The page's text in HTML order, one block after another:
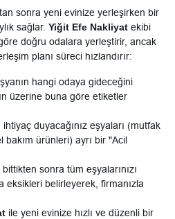
sonra yeni evinize yerleşirken bir
sağlar. Yiğit Efe Nakliyat ekibi
doğru odalara yerleştirir, ancak
planı süreci hızlandırır:
hangi odaya gideceğini
üzerine buna göre etiketler
ihtiyaç duyacağınız eşyaları (mutfak
bakım ürünleri) ayrı bir "Acil
bittikten sonra tüm eşyalarınızı
eksikleri belirleyerek, firmanızla
ile yeni evinize hızlı ve düzenli bir